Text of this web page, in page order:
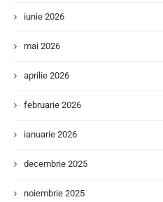
iunie 2026
mai 2026
aprilie 2026
februarie 2026
ianuarie 2026
decembrie 2025
noiembrie 2025